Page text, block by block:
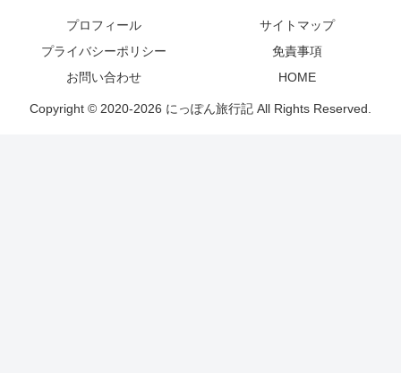
プロフィール
サイトマップ
プライバシーポリシー
免責事項
お問い合わせ
HOME
Copyright © 2020-2026 にっぽん旅行記 All Rights Reserved.